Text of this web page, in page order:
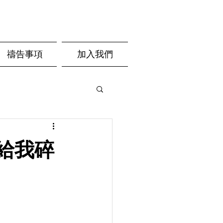
禱告事項 加入我們
我碎